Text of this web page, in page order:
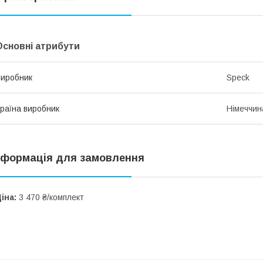
атрибути
Speck
виробник
для замовлення
3 470 ₴/комплект